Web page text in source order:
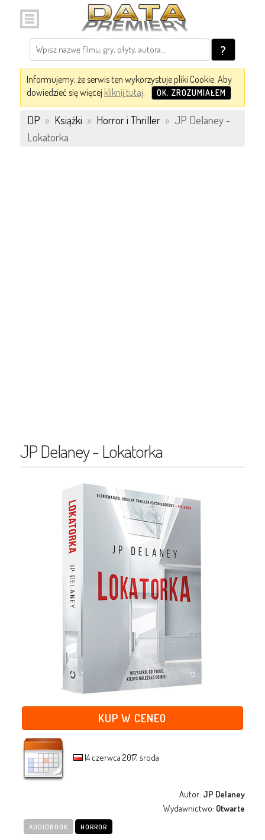
?
Informujemy, że serwis ten wykorzystuje pliki Cookie. Aby
dowiedzieć się więcej kliknij tutaj. OK, ZROZUMIAŁEM
DP » Książki » Horror i Thriller » JP Delaney -
Lokatorka
JP Delaney - Lokatorka
KUP W CENEO
14 czerwca 2017, środa
Autor: JP Delaney
Wydawnictwo: Otwarte
AUDIOBOOK HORROR